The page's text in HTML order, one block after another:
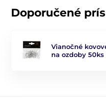
Doporučené
Vianočné
na ozdoby 50ks